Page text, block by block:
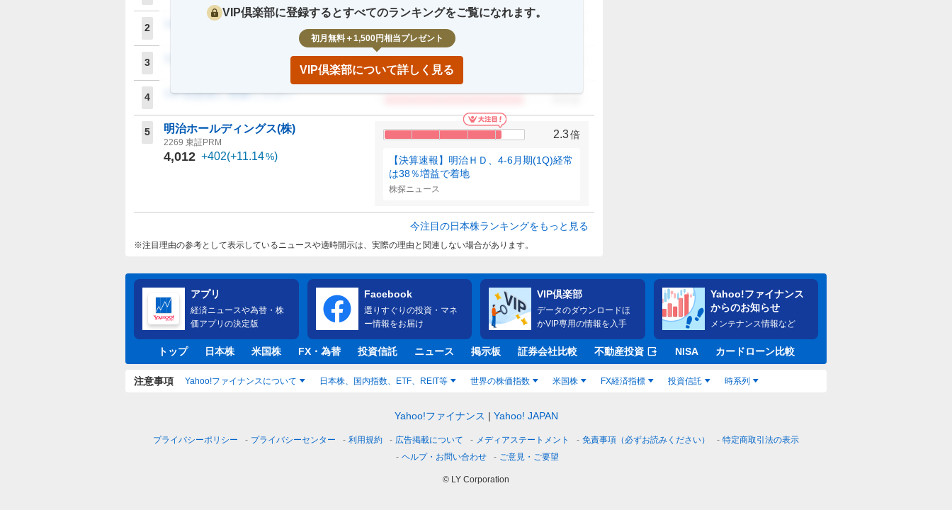
2 VIP倶楽部に登録ください
3 VIP倶楽部に登録ください
4 VIP倶楽部に登録ください
5 明治ホールディングス(株)
2269 東証PRM
4,012 +402(+11.14%)
2.3倍
【決算速報】明治ＨＤ、4-6月期(1Q)経常
は38％増益で着地
株探ニュース
VIP倶楽部に登録するとすべてのランキングをご覧になれます。
初月無料＋1,500円相当プレゼント
VIP倶楽部について詳しく見る
今注目の日本株ランキングをもっと見る
注目理由の参考として表示しているニュースや適時開示は、実際の理由と関連しない場合があります。
アプリ
経済ニュースや為替・株
価アプリの決定版
Facebook
選りすぐりの投資・マネ
ー情報をお届け
VIP倶楽部
データのダウンロードほ
かVIP専用の情報を入手
Yahoo!ファイナンス
からのお知らせ
メンテナンス情報など
トップ 日本株 米国株 FX・為替 投資信託 ニュース 掲示板 証券会社比較 不動産投資 NISA カードローン比較
注意事項 Yahoo!ファイナンスについて 日本株、国内指数、ETF、REIT等 世界の株価指数 米国株 FX経済指標 投資信託 時系列
Yahoo!ファイナンス Yahoo! JAPAN
プライバシーポリシー プライバシーセンター 利用規約 広告掲載について メディアステートメント 免責事項（必ずお読みください）
特定商取引法の表示
ヘルプ・お問い合わせ
ご意見・ご要望
© LY Corporation